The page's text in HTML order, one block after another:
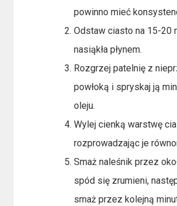
powinno mieć
Odstaw ciasto na 15-20
nasiąkła płynem.
Rozgrzej patelnię z
powłoką i spryskaj ją
oleju.
Wylej cienką warstwę
rozprowadzając je
Smaż naleśnik przez
spód się zrumieni,
smaż przez kolejną